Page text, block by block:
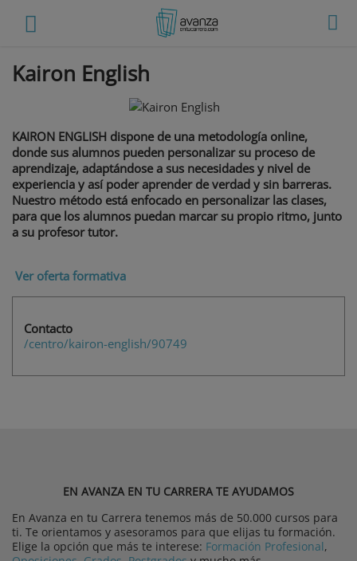
Kairon English
KAIRON ENGLISH dispone de una metodología online,
donde sus alumnos pueden personalizar su proceso de
aprendizaje, adaptándose a sus necesidades y nivel de
experiencia y así poder aprender de verdad y sin barreras.
Nuestro método está enfocado en personalizar las clases,
para que los alumnos puedan marcar su propio ritmo, junto
a su profesor tutor.
Ver oferta formativa
Contacto
/centro/kairon-english/90749
EN AVANZA EN TU CARRERA TE AYUDAMOS
En Avanza en tu Carrera tenemos más de 50.000 cursos para
ti. Te orientamos y asesoramos para que elijas tu formación.
Elige la opción que más te interese: Formación Profesional,